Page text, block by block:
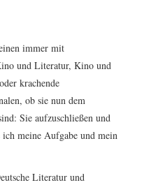
immer mit
und Literatur, Kino und
krachende
ob sie nun dem
Sie aufzuschließen und
ich meine Aufgabe und mein
Literatur und